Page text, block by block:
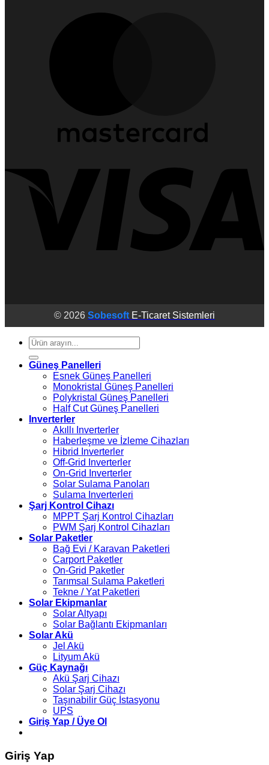
© 2026 Sobesoft E-Ticaret Sistemleri
Ara:
Güneş Panelleri
Esnek Güneş Panelleri
Monokristal Güneş Panelleri
Polykristal Güneş Panelleri
Half Cut Güneş Panelleri
Inverterler
Akıllı Inverterler
Haberleşme ve İzleme Cihazları
Hibrid Inverterler
Off-Grid Inverterler
On-Grid Inverterler
Solar Sulama Panoları
Sulama Inverterleri
Şarj Kontrol Cihazı
MPPT Şarj Kontrol Cihazları
PWM Şarj Kontrol Cihazları
Solar Paketler
Bağ Evi / Karavan Paketleri
Carport Paketler
On-Grid Paketler
Tarımsal Sulama Paketleri
Tekne / Yat Paketleri
Solar Ekipmanlar
Solar Altyapı
Solar Bağlantı Ekipmanları
Solar Akü
Jel Akü
Lityum Akü
Güç Kaynağı
Akü Şarj Cihazı
Solar Şarj Cihazı
Taşınabilir Güç İstasyonu
UPS
Giriş Yap / Üye Ol
Giriş Yap